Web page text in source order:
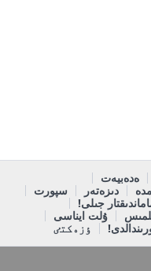
ەدەبيەت
دىزەتەر
سپورت
جىلى!
ۇلت ايناسى
ٶزەكتٸ